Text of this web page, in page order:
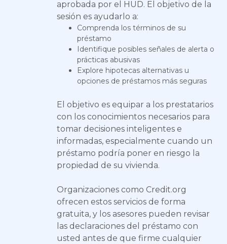
aprobada por el HUD. El objetivo de la
sesión es ayudarlo a:
Comprenda los términos de su
préstamo
Identifique posibles señales de alerta o
prácticas abusivas
Explore hipotecas alternativas u
opciones de préstamos más seguras
El objetivo es equipar a los prestatarios
con los conocimientos necesarios para
tomar decisiones inteligentes e
informadas, especialmente cuando un
préstamo podría poner en riesgo la
propiedad de su vivienda.
Organizaciones como Credit.org
ofrecen estos servicios de forma
gratuita, y los asesores pueden revisar
las declaraciones del préstamo con
usted antes de que firme cualquier